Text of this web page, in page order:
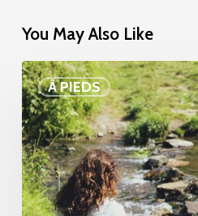
You May Also Like
À PIEDS
5
randonnées
magiques
à
faire
au